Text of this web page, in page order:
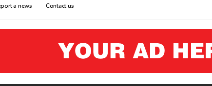
a news Contact us